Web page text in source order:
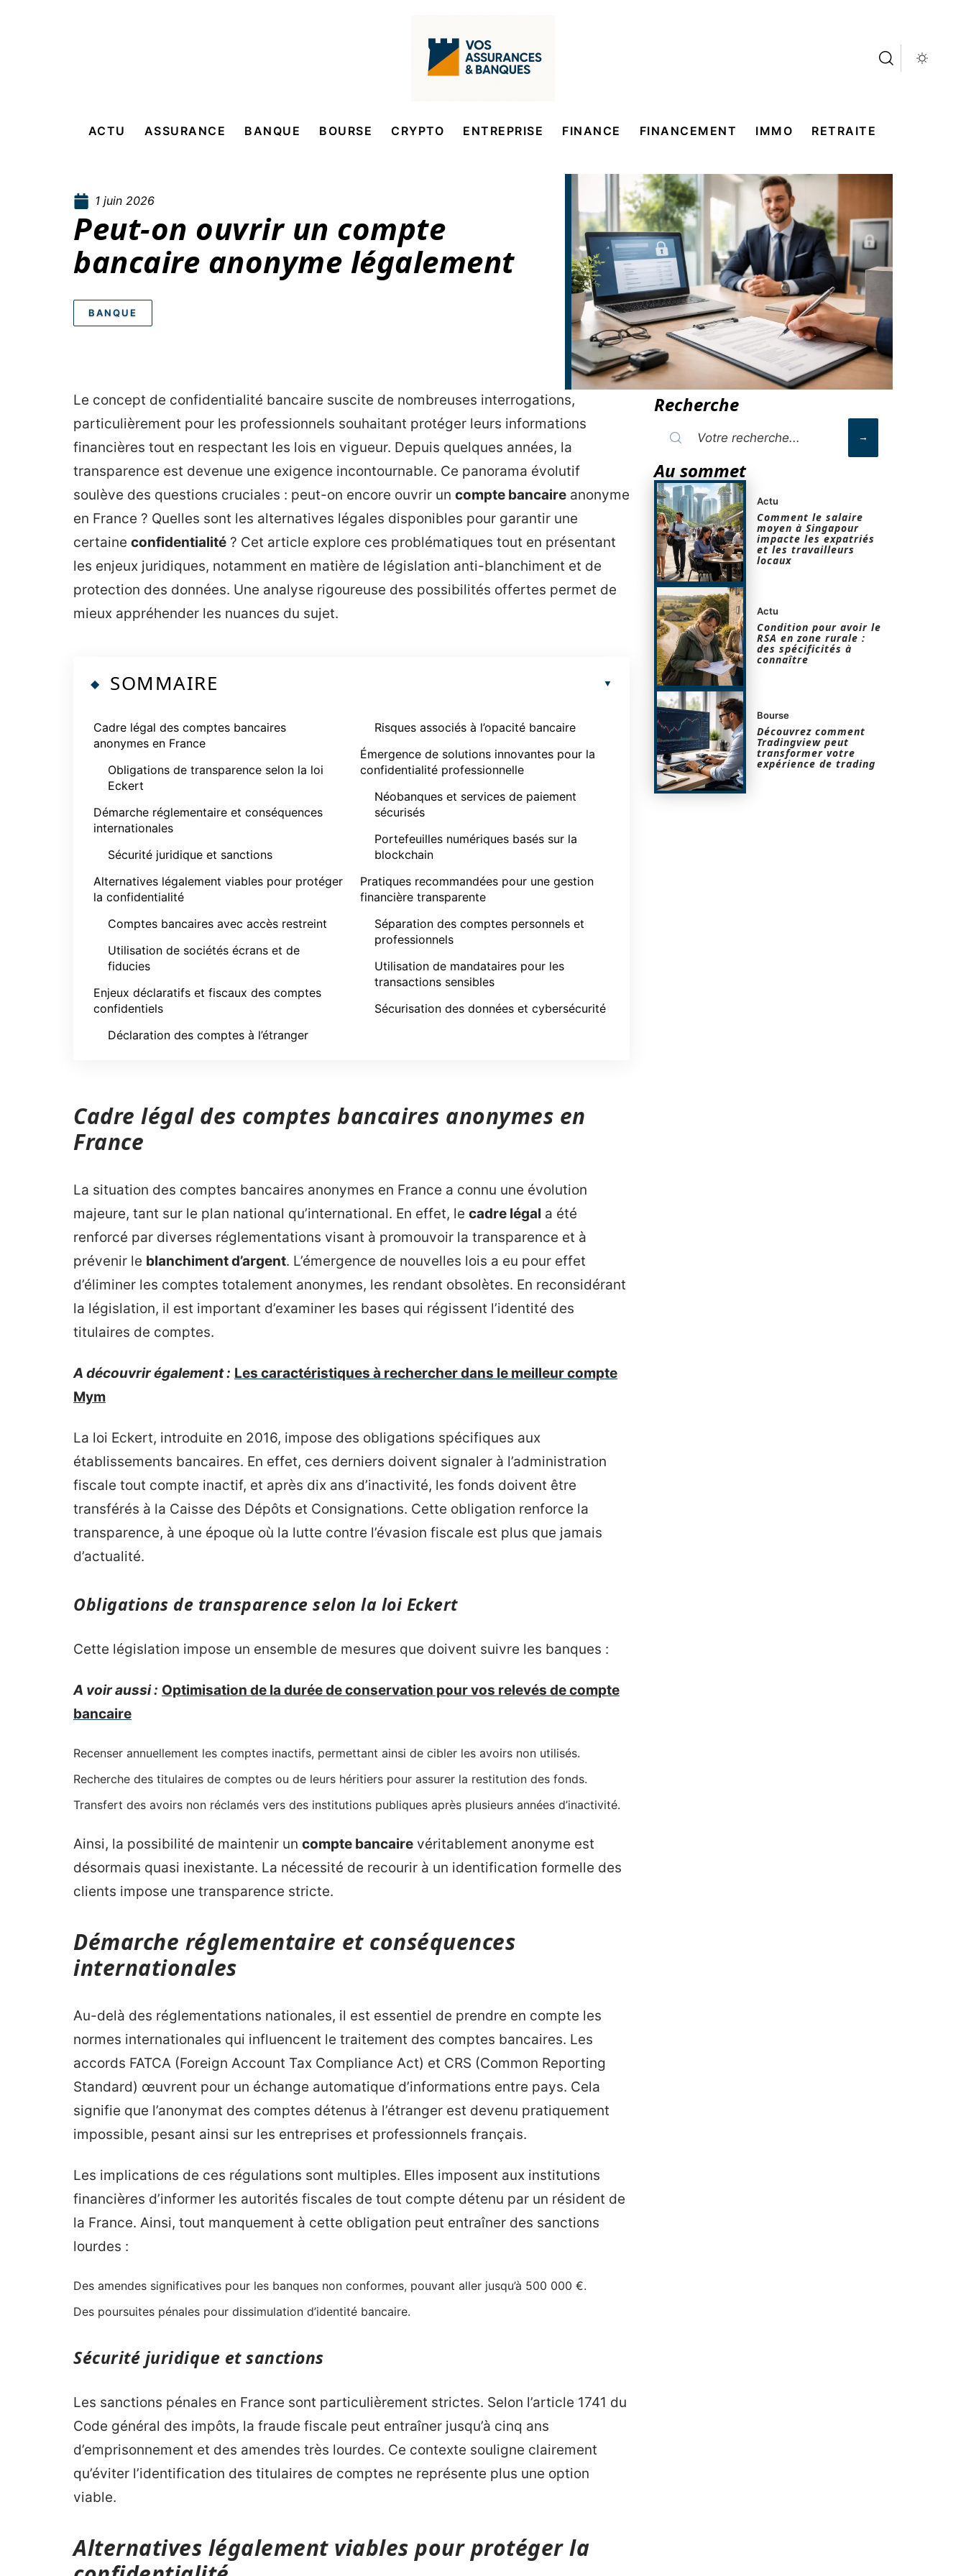
ACTU ASSURANCE BANQUE BOURSE CRYPTO ENTREPRISE FINANCE FINANCEMENT IMMO RETRAITE
1 juin 2026
Peut-on ouvrir un compte
bancaire anonyme légalement
BANQUE
Le concept de confidentialité bancaire suscite de nombreuses interrogations,
particulièrement pour les professionnels souhaitant protéger leurs informations
financières tout en respectant les lois en vigueur. Depuis quelques années, la
transparence est devenue une exigence incontournable. Ce panorama évolutif
soulève des questions cruciales : peut-on encore ouvrir un compte bancaire anonyme
en France ? Quelles sont les alternatives légales disponibles pour garantir une
certaine confidentialité ? Cet article explore ces problématiques tout en présentant
les enjeux juridiques, notamment en matière de législation anti-blanchiment et de
protection des données. Une analyse rigoureuse des possibilités offertes permet de
mieux appréhender les nuances du sujet.
SOMMAIRE
Cadre légal des comptes bancaires
anonymes en France
Obligations de transparence selon la loi
Eckert
Démarche réglementaire et conséquences
internationales
Sécurité juridique et sanctions
Alternatives légalement viables pour protéger
la confidentialité
Comptes bancaires avec accès restreint
Utilisation de sociétés écrans et de
fiducies
Enjeux déclaratifs et fiscaux des comptes
confidentiels
Déclaration des comptes à l’étranger
Risques associés à l’opacité bancaire
Émergence de solutions innovantes pour la
confidentialité professionnelle
Néobanques et services de paiement
sécurisés
Portefeuilles numériques basés sur la
blockchain
Pratiques recommandées pour une gestion
financière transparente
Séparation des comptes personnels et
professionnels
Utilisation de mandataires pour les
transactions sensibles
Sécurisation des données et cybersécurité
Cadre légal des comptes bancaires anonymes en
France
La situation des comptes bancaires anonymes en France a connu une évolution
majeure, tant sur le plan national qu’international. En effet, le cadre légal a été
renforcé par diverses réglementations visant à promouvoir la transparence et à
prévenir le blanchiment d’argent. L’émergence de nouvelles lois a eu pour effet
d’éliminer les comptes totalement anonymes, les rendant obsolètes. En reconsidérant
la législation, il est important d’examiner les bases qui régissent l’identité des
titulaires de comptes.
A découvrir également : Les caractéristiques à rechercher dans le meilleur compte
Mym
La loi Eckert, introduite en 2016, impose des obligations spécifiques aux
établissements bancaires. En effet, ces derniers doivent signaler à l’administration
fiscale tout compte inactif, et après dix ans d’inactivité, les fonds doivent être
transférés à la Caisse des Dépôts et Consignations. Cette obligation renforce la
transparence, à une époque où la lutte contre l’évasion fiscale est plus que jamais
d’actualité.
Obligations de transparence selon la loi Eckert
Cette législation impose un ensemble de mesures que doivent suivre les banques :
A voir aussi : Optimisation de la durée de conservation pour vos relevés de compte
bancaire
Recenser annuellement les comptes inactifs, permettant ainsi de cibler les avoirs non utilisés.
Recherche des titulaires de comptes ou de leurs héritiers pour assurer la restitution des fonds.
Transfert des avoirs non réclamés vers des institutions publiques après plusieurs années d’inactivité.
Ainsi, la possibilité de maintenir un compte bancaire véritablement anonyme est
désormais quasi inexistante. La nécessité de recourir à un identification formelle des
clients impose une transparence stricte.
Démarche réglementaire et conséquences
internationales
Au-delà des réglementations nationales, il est essentiel de prendre en compte les
normes internationales qui influencent le traitement des comptes bancaires. Les
accords FATCA (Foreign Account Tax Compliance Act) et CRS (Common Reporting
Standard) œuvrent pour un échange automatique d’informations entre pays. Cela
signifie que l’anonymat des comptes détenus à l’étranger est devenu pratiquement
impossible, pesant ainsi sur les entreprises et professionnels français.
Les implications de ces régulations sont multiples. Elles imposent aux institutions
financières d’informer les autorités fiscales de tout compte détenu par un résident de
la France. Ainsi, tout manquement à cette obligation peut entraîner des sanctions
lourdes :
Des amendes significatives pour les banques non conformes, pouvant aller jusqu’à 500 000 €.
Des poursuites pénales pour dissimulation d’identité bancaire.
Sécurité juridique et sanctions
Les sanctions pénales en France sont particulièrement strictes. Selon l’article 1741 du
Code général des impôts, la fraude fiscale peut entraîner jusqu’à cinq ans
d’emprisonnement et des amendes très lourdes. Ce contexte souligne clairement
qu’éviter l’identification des titulaires de comptes ne représente plus une option
viable.
Alternatives légalement viables pour protéger la
Recherche
Au sommet
Actu
Comment le salaire
moyen à Singapour
impacte les expatriés
et les travailleurs
locaux
Actu
Condition pour avoir le
RSA en zone rurale :
des spécificités à
connaître
Bourse
Découvrez comment
Tradingview peut
transformer votre
expérience de trading